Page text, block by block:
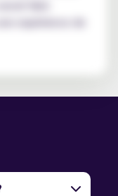
expérience de